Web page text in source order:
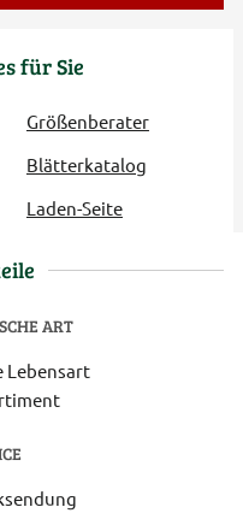
für Sie
Größenberater
Blätterkatalog
Laden-Seite
ART
Lebensart